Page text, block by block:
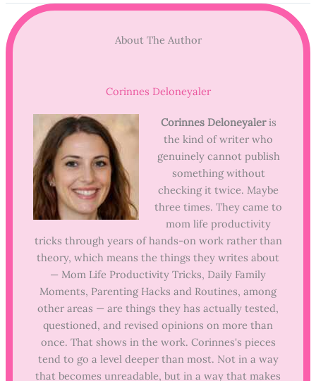
About The Author
Corinnes Deloneyaler
Corinnes Deloneyaleris
the kind of writer who
genuinely cannot publish
something without
checking it twice. Maybe
three times. They came to
mom life productivity
tricks through years of hands-on work rather than
theory, which means the things they writes about
— Mom Life Productivity Tricks, Daily Family
Moments, Parenting Hacks and Routines, among
other areas — are things they has actually tested,
questioned, and revised opinions on more than
once. That shows in the work. Corinnes's pieces
tend to go a level deeper than most. Not in a way
that becomes unreadable, but in a way that makes